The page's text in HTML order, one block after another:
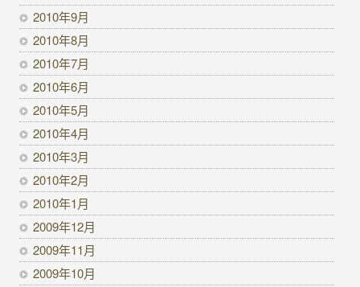
2010年9月
2010年8月
2010年7月
2010年6月
2010年5月
2010年4月
2010年3月
2010年2月
2010年1月
2009年12月
2009年11月
2009年10月